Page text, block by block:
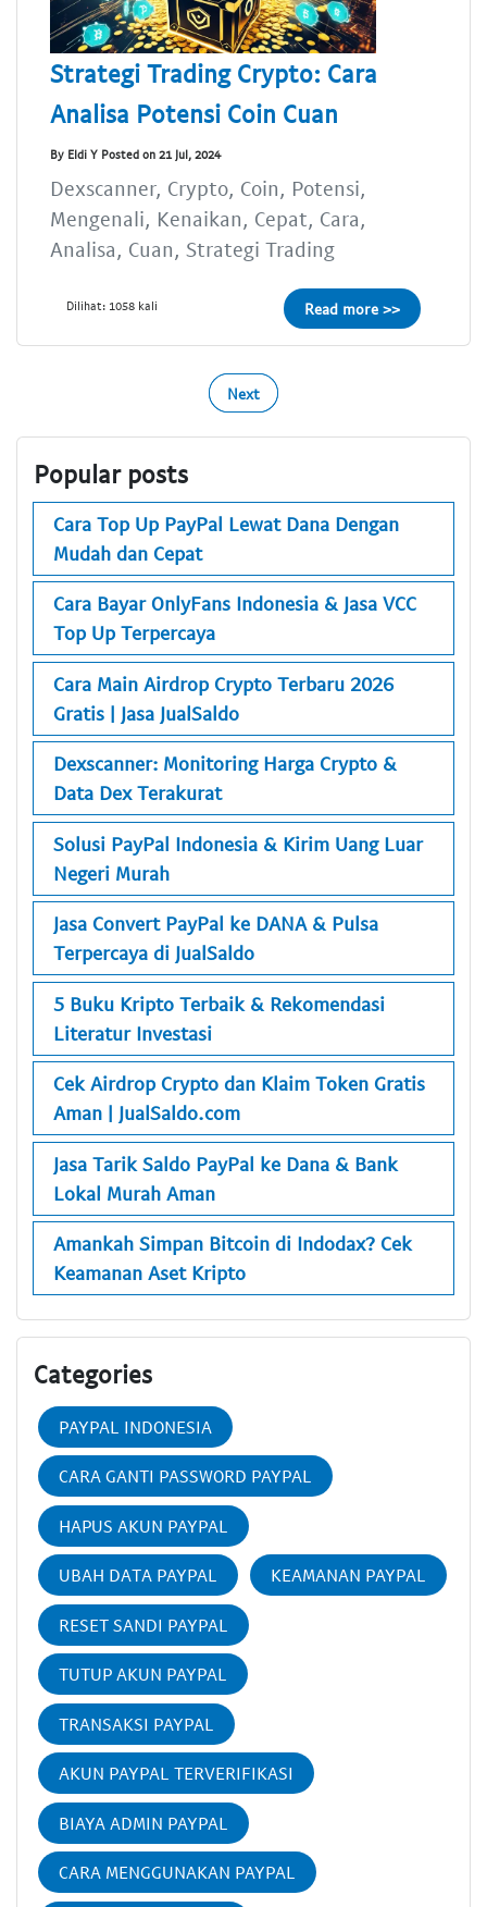
Strategi Trading Crypto: Cara
Analisa Potensi Coin Cuan
By Eldi Y Posted on 21 Jul, 2024
Dexscanner, Crypto, Coin, Potensi,
Mengenali, Kenaikan, Cepat, Cara,
Analisa, Cuan, Strategi Trading
Dilihat: 1058 kali Read more >>
Next
Popular posts
Cara Top Up PayPal Lewat Dana Dengan
Mudah dan Cepat
Cara Bayar OnlyFans Indonesia & Jasa VCC
Top Up Terpercaya
Cara Main Airdrop Crypto Terbaru 2026
Gratis | Jasa JualSaldo
Dexscanner: Monitoring Harga Crypto &
Data Dex Terakurat
Solusi PayPal Indonesia & Kirim Uang Luar
Negeri Murah
Jasa Convert PayPal ke DANA & Pulsa
Terpercaya di JualSaldo
5 Buku Kripto Terbaik & Rekomendasi
Literatur Investasi
Cek Airdrop Crypto dan Klaim Token Gratis
Aman | JualSaldo.com
Jasa Tarik Saldo PayPal ke Dana & Bank
Lokal Murah Aman
Amankah Simpan Bitcoin di Indodax? Cek
Keamanan Aset Kripto
Categories
PAYPAL INDONESIA
CARA GANTI PASSWORD PAYPAL
HAPUS AKUN PAYPAL
UBAH DATA PAYPAL KEAMANAN PAYPAL
RESET SANDI PAYPAL
TUTUP AKUN PAYPAL
TRANSAKSI PAYPAL
AKUN PAYPAL TERVERIFIKASI
BIAYA ADMIN PAYPAL
CARA MENGGUNAKAN PAYPAL